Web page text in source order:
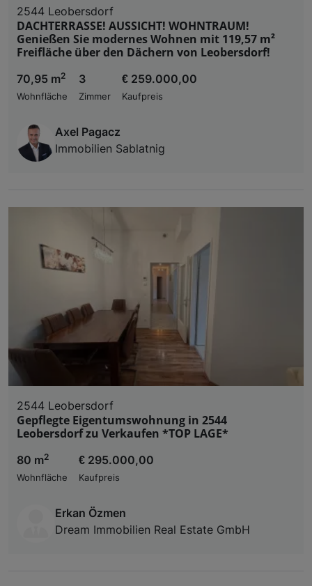
2544 Leobersdorf
DACHTERRASSE! AUSSICHT! WOHNTRAUM!
Genießen Sie modernes Wohnen mit 119,57 m²
Freifläche über den Dächern von Leobersdorf!
70,95 m2
Wohnfläche
3
Zimmer
€ 259.000,00
Kaufpreis
Axel Pagacz
Immobilien Sablatnig
2544 Leobersdorf
Gepflegte Eigentumswohnung in 2544
Leobersdorf zu Verkaufen *TOP LAGE*
80 m2
Wohnfläche
€ 295.000,00
Kaufpreis
Erkan Özmen
Dream Immobilien Real Estate GmbH